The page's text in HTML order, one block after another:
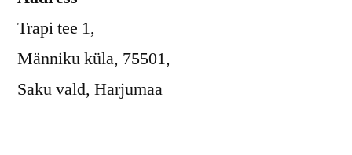
Trapi tee 1,
Männiku küla, 75501,
Saku vald, Harjumaa